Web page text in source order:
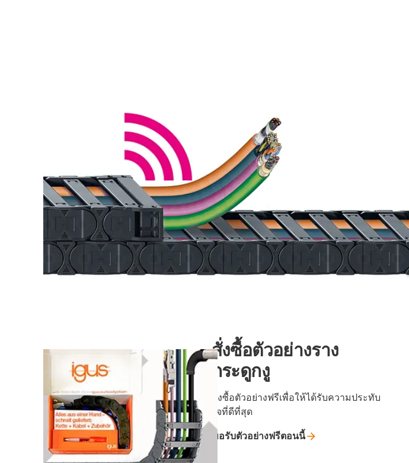
สั่งซื้อตัวอย่างราง
กระดูกงู
สั่งซื้อตัวอย่างฟรีเพื่อให้ได้รับความประทับ
ใจที่ดีที่สุด
ขอรับตัวอย่างฟรีตอนนี้